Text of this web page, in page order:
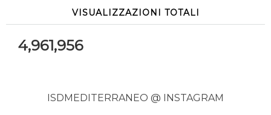
VISUALIZZAZIONI TOTALI
4,961,956
ISDMEDITERRANEO @ INSTAGRAM